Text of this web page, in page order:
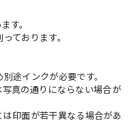
す。
ております。
途インクが必要です。
写真の通りにならない場合が
印面が若干異なる場合があ